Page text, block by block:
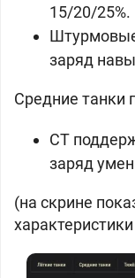
15/20/25%.
заряд
Средние танки
СТ
заряд
(на скрине